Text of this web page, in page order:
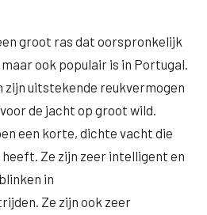
groot ras dat oorspronkelijk
ook populair is in Portugal.
zijn uitstekende reukvermogen
de jacht op groot wild.
een korte, dichte vacht die
Ze zijn zeer intelligent en
in
Ze zijn ook zeer